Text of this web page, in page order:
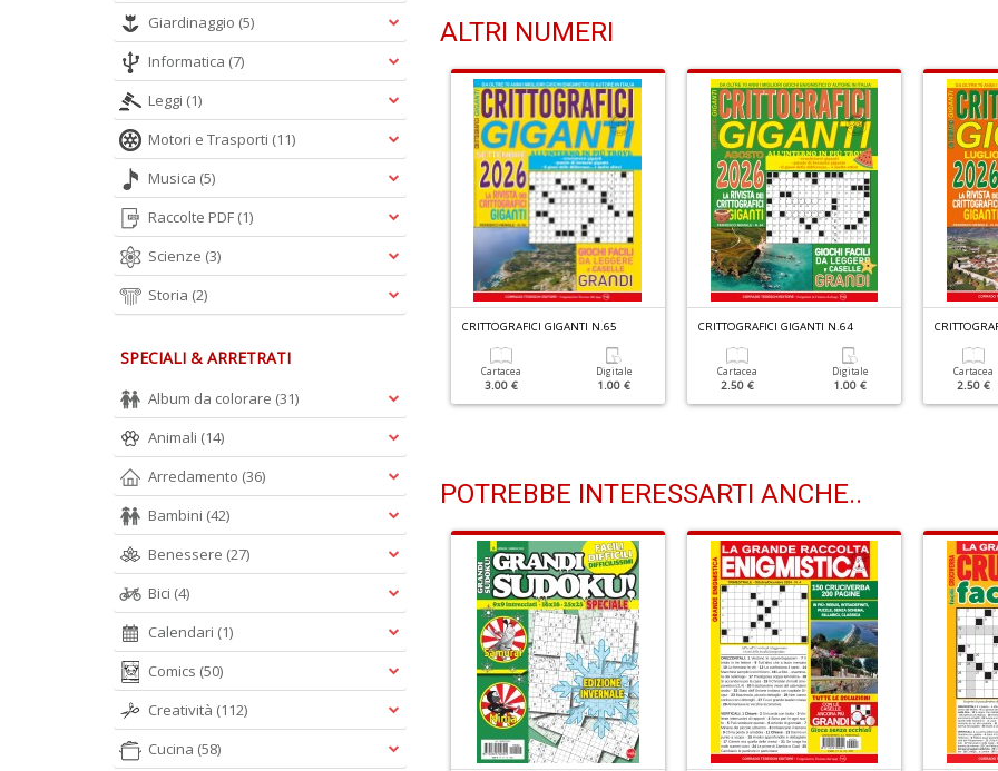
ALTRI NUMERI
CRITTOGRAFICI GIGANTI N.65
Cartacea
3.00 €
Digitale
1.00 €
CRITTOGRAFICI GIGANTI N.64
Cartacea
2.50 €
Digitale
1.00 €
Cartacea
2.50 €
POTREBBE INTERESSARTI ANCHE..
Giardinaggio (5)
Informatica (7)
Leggi (1)
Motori e Trasporti (11)
Musica (5)
Raccolte PDF (1)
Scienze (3)
Storia (2)
SPECIALI & ARRETRATI
Album da colorare (31)
Animali (14)
Arredamento (36)
Bambini (42)
Benessere (27)
Bici (4)
Calendari (1)
Comics (50)
Creatività (112)
Cucina (58)